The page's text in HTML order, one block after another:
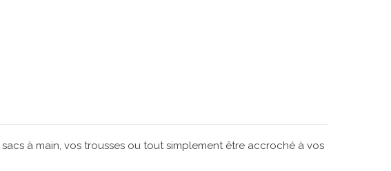
à main, vos trousses ou tout simplement être accroché à vos